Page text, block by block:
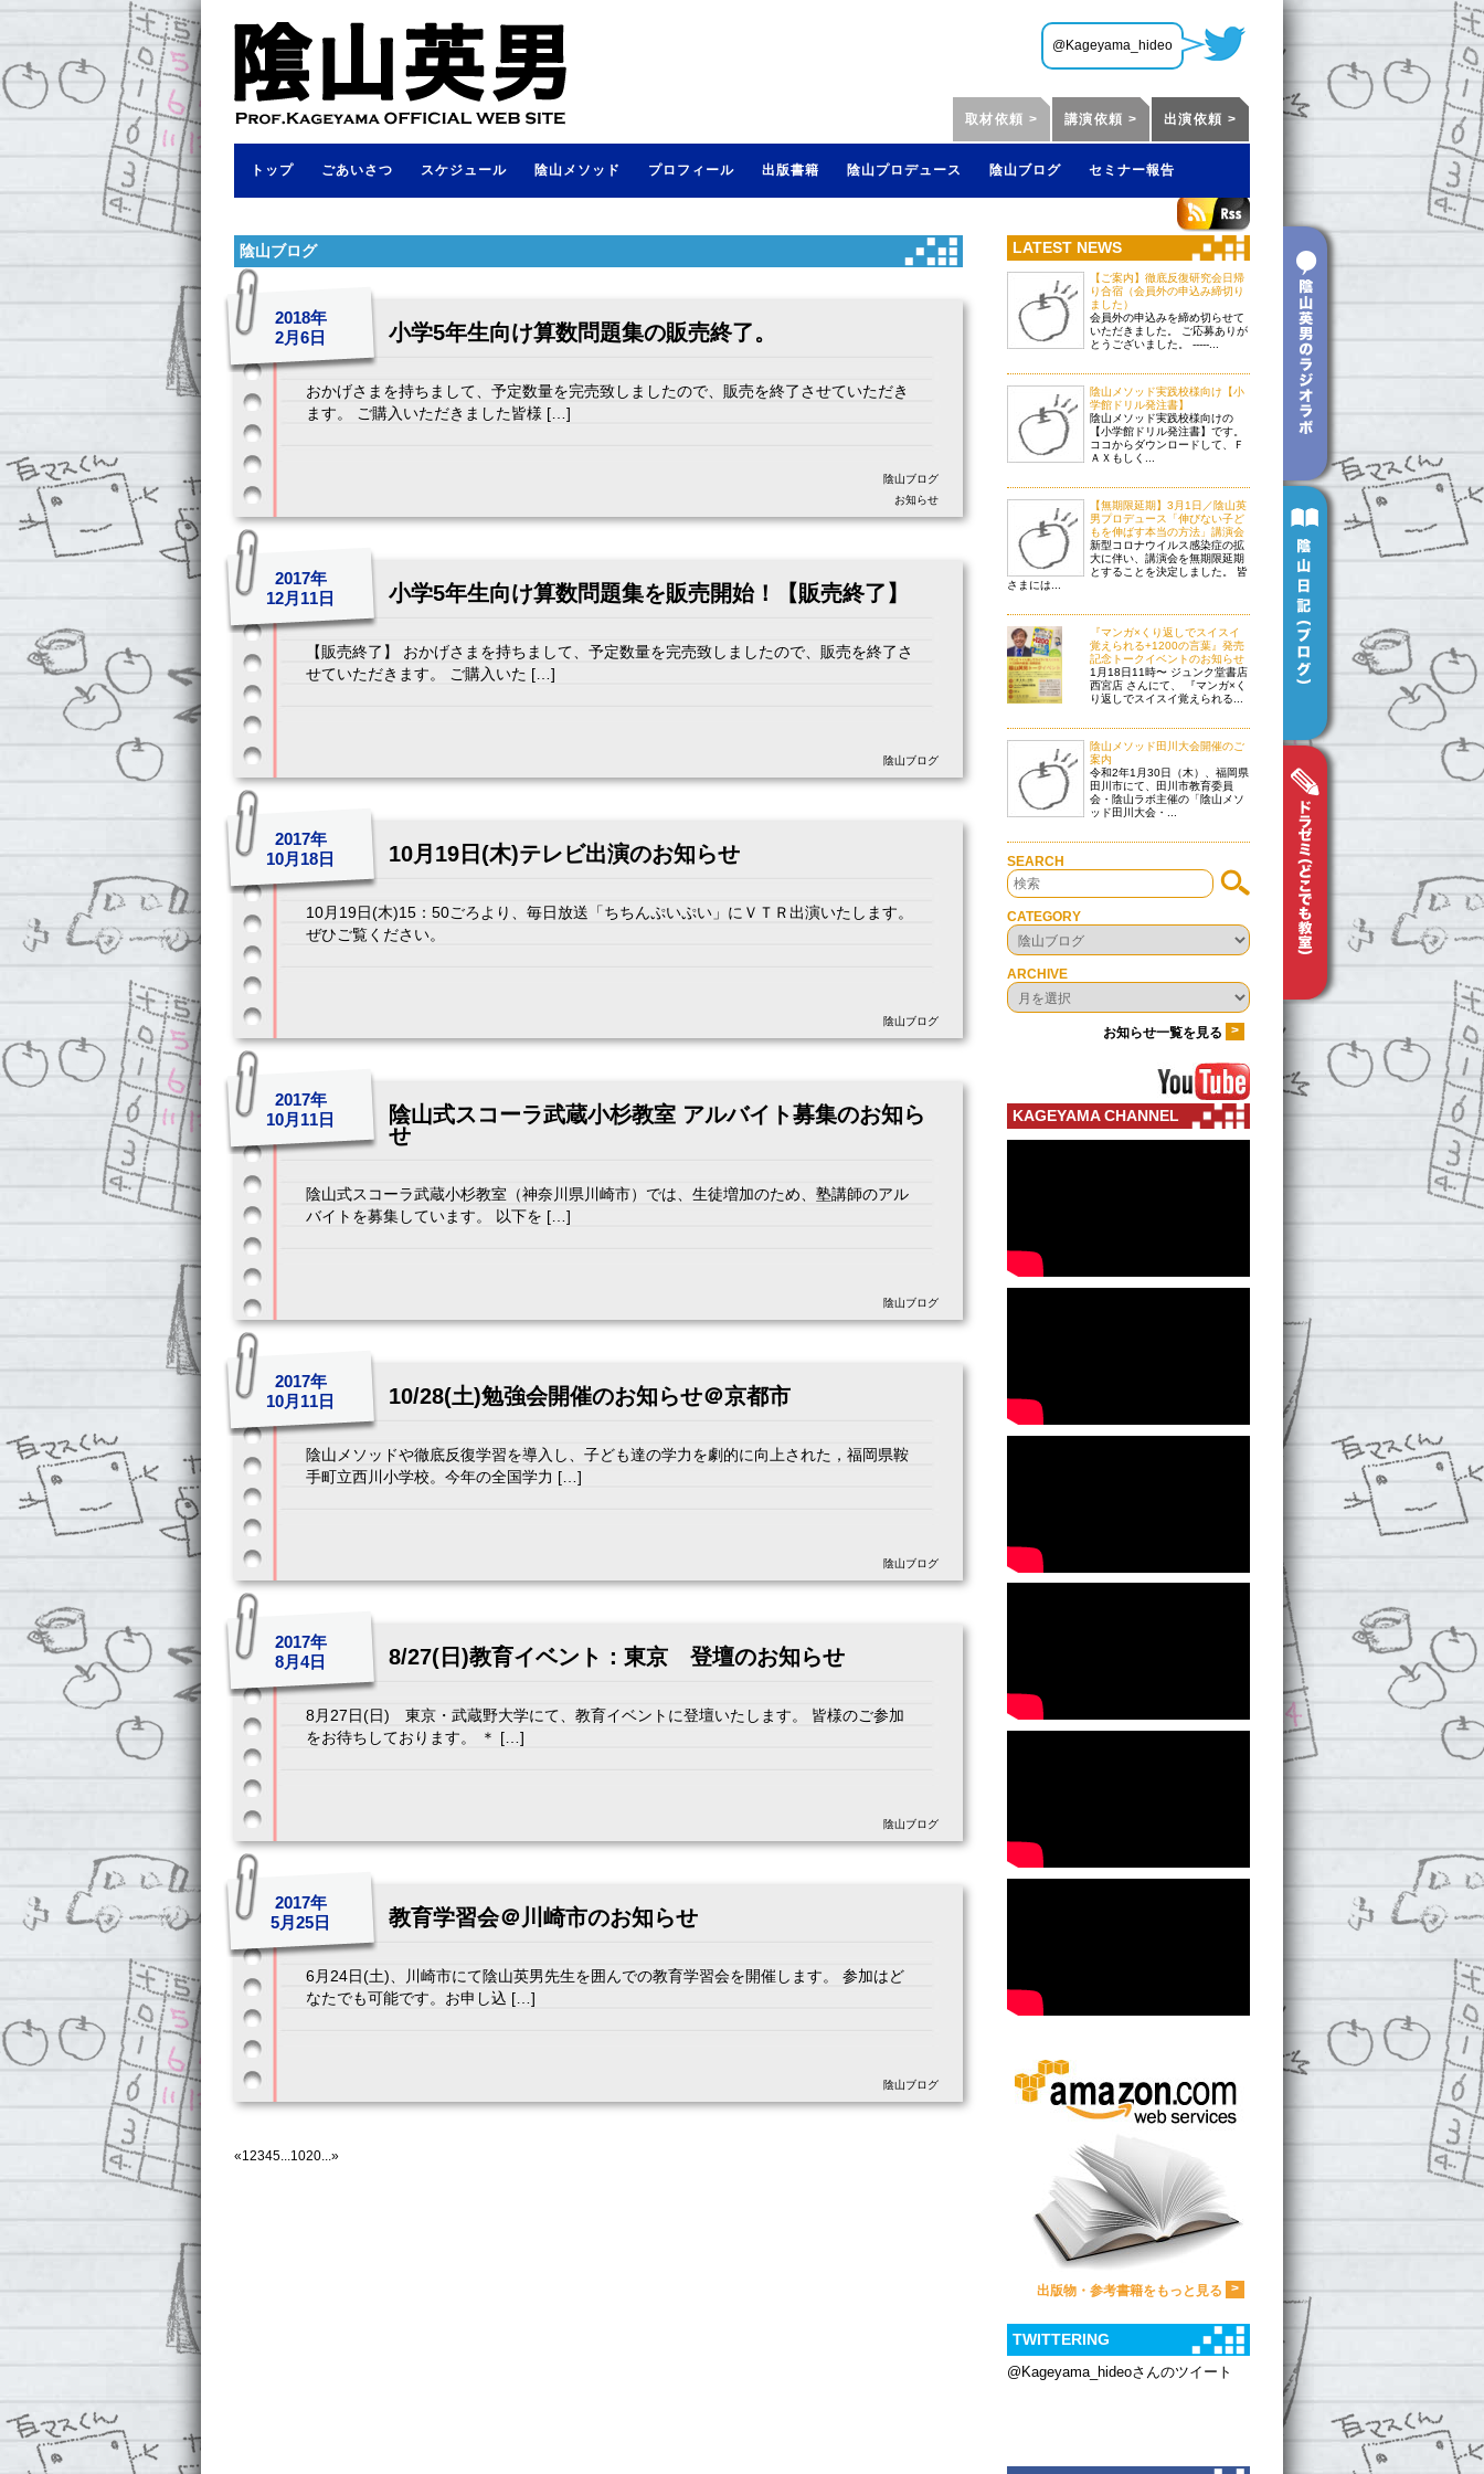
@Kageyama_hideo
トップ ごあいさつ スケジュール 陰山メソッド プロフィール 出版書籍 陰山プロデュース 陰山ブログ セミナー報告
陰山ブログ
小学5年生向け算数問題集の販売終了。
2018年
2月6日
おかげさまを持ちまして、予定数量を完売致しましたので、販売を終了させていただき
ます。 ご購入いただきました皆様 […]
陰山ブログ
お知らせ
小学5年生向け算数問題集を販売開始！【販売終了】
2017年
12月11日
【販売終了】 おかげさまを持ちまして、予定数量を完売致しましたので、販売を終了さ
せていただきます。 ご購入いた […]
陰山ブログ
10月19日(木)テレビ出演のお知らせ
2017年
10月18日
10月19日(木)15：50ごろより、毎日放送「ちちんぷいぷい」にＶＴＲ出演いたします。
ぜひご覧ください。
陰山ブログ
陰山式スコーラ武蔵小杉教室 アルバイト募集のお知ら
せ
2017年
10月11日
陰山式スコーラ武蔵小杉教室（神奈川県川崎市）では、生徒増加のため、塾講師のアル
バイトを募集しています。 以下を […]
陰山ブログ
10/28(土)勉強会開催のお知らせ＠京都市
2017年
10月11日
陰山メソッドや徹底反復学習を導入し、子ども達の学力を劇的に向上された，福岡県鞍
手町立西川小学校。今年の全国学力 […]
陰山ブログ
8/27(日)教育イベント：東京 登壇のお知らせ
2017年
8月4日
8月27日(日) 東京・武蔵野大学にて、教育イベントに登壇いたします。 皆様のご参加
をお待ちしております。 ＊ […]
陰山ブログ
教育学習会＠川崎市のお知らせ
2017年
5月25日
6月24日(土)、川崎市にて陰山英男先生を囲んでの教育学習会を開催します。 参加はど
なたでも可能です。お申し込 […]
陰山ブログ
«12345...1020...»
LATEST NEWS
【ご案内】徹底反復研究会日帰
り合宿（会員外の申込み締切り
ました）
会員外の申込みを締め切らせて
いただきました。 ご応募ありが
とうございました。 -----...
陰山メソッド実践校様向け【小
学館ドリル発注書】
陰山メソッド実践校様向けの
【小学館ドリル発注書】です。
ココからダウンロードして、Ｆ
ＡＸもしく...
【無期限延期】3月1日／陰山英
男プロデュース「伸びない子ど
もを伸ばす本当の方法」講演会
新型コロナウイルス感染症の拡
大に伴い、講演会を無期限延期
とすることを決定しました。 皆
さまには...
『マンガ×くり返しでスイスイ
覚えられる+1200の言葉』発売
記念トークイベントのお知らせ
1月18日11時〜 ジュンク堂書店
西宮店 さんにて、 『マンガ×く
り返しでスイスイ覚えられる...
陰山メソッド田川大会開催のご
案内
令和2年1月30日（木）、福岡県
田川市にて、田川市教育委員
会・陰山ラボ主催の「陰山メソ
ッド田川大会・...
SEARCH
CATEGORY
ARCHIVE
お知らせ一覧を見る >
KAGEYAMA CHANNEL
出版物・参考書籍をもっと見る >
TWITTERING
@Kageyama_hideoさんのツイート
取材依頼 > 講演依頼 > 出演依頼 >